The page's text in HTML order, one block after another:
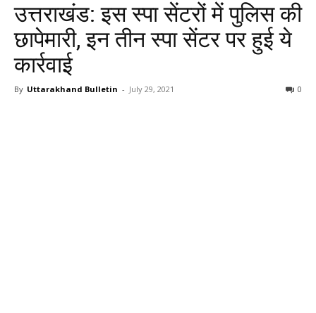
उत्तराखंड: इस स्पा सेंटरों में पुलिस की
छापेमारी, इन तीन स्पा सेंटर पर हुई ये
कार्रवाई
By Uttarakhand Bulletin - July 29, 2021 0